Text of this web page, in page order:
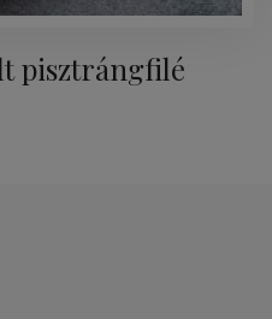
pisztrángfilé